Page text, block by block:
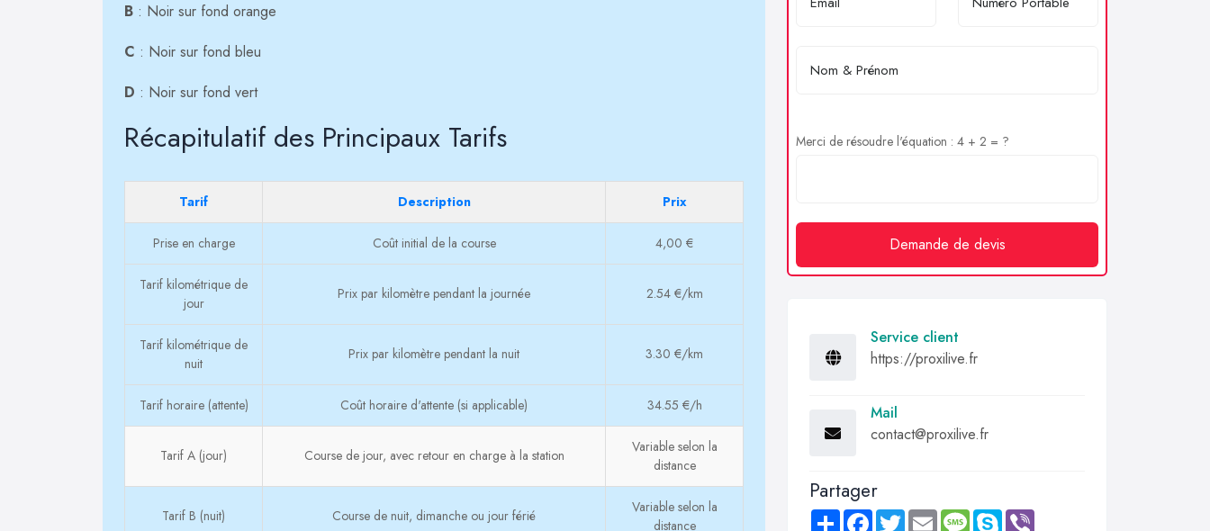
B : Noir sur fond orange
C : Noir sur fond bleu
D : Noir sur fond vert
Récapitulatif des Principaux Tarifs
Tarif Description Prix
Prise en charge Coût initial de la course 4,00 €
Tarif kilométrique de
jour
Prix par kilomètre pendant la journée 2.54 €/km
Tarif kilométrique de
nuit
Prix par kilomètre pendant la nuit 3.30 €/km
Tarif horaire (attente) Coût horaire d'attente (si applicable) 34.55 €/h
Tarif A (jour) Course de jour, avec retour en charge à la station
Variable selon la
distance
Tarif B (nuit) Course de nuit, dimanche ou jour férié
Variable selon la
distance
Merci de résoudre l'équation : 4 + 2 = ?
Demande de devis
Service client
https://proxilive.fr
Mail
contact@proxilive.fr
Partager
Share FacebookTwitter Email MessageSkype